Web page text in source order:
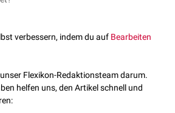
entzündet. Zugrundeliegende
(z.B.Mykoplasmen)
,atypische Mykobakteriose
: z.B. bei
verbessern, indem du auf Bearbeiten
Flexikon-Redaktionsteam darum.
helfen uns, den Artikel schnell und